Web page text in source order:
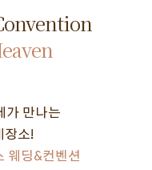
가 만나는
장소!
웨딩&컨벤션